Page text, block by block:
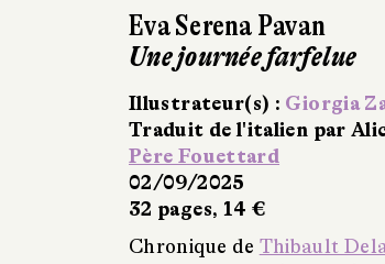
Eva Serena Pavan
Une journée farfelue
Illustrateur(s) : Giorgia
Traduit de l'italien par
Père Fouettard
02/09/2025
32 pages, 14 €
Chronique de Thibault